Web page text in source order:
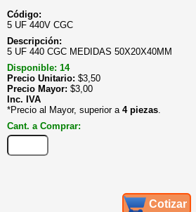
Código:
5 UF 440V CGC
Descripción:
5 UF 440 CGC MEDIDAS 50X20X40MM
Disponible: 14
Precio Unitario: $3,50
Precio Mayor: $3,00
Inc. IVA
*Precio al Mayor, superior a 4 piezas
Cant. a Comprar:
Cotizar